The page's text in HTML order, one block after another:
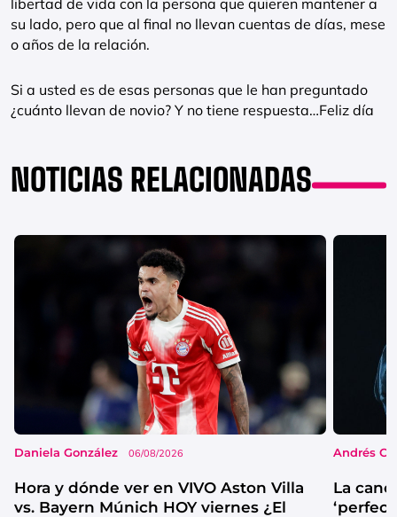
libertad de vida con la persona que quieren mantener a
su lado, pero que al final no llevan cuentas de días, mese
o años de la relación.
Si a usted es de esas personas que le han preguntado
¿cuánto llevan de novio? Y no tiene respuesta…Feliz día
NOTICIAS RELACIONADAS
Daniela González 06/08/2026
Hora y dónde ver en VIVO Aston Villa
vs. Bayern Múnich HOY viernes ¿El
Andrés
La